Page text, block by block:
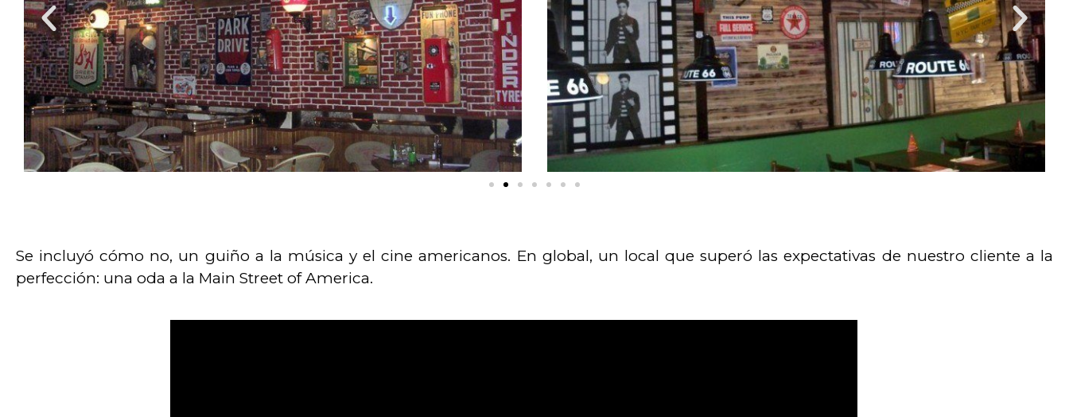
Se incluyó cómo no, un guiño a la música y el cine americanos. En global, un local que superó las expectativas de nuestro cliente a la
perfección: una oda a la Main Street of America.